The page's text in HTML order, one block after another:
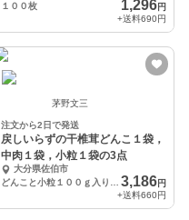
１００枚
1,296円
+送料690円
茅野文三
注文から2日で発送
戻しいらずの干椎茸どんこ１袋，
中肉１袋，小粒１袋の3点
大分県佐伯市
3,186円
+送料660円